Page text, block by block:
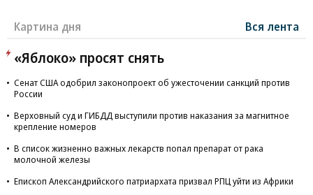
Картина дня Вся лента
«Яблоко» просят снять
Сенат США одобрил законопроект об ужесточении санкций против
России
Верховный суд и ГИБДД выступили против наказания за магнитное
крепление номеров
В список жизненно важных лекарств попал препарат от рака
молочной железы
Епископ Александрийского патриархата призвал РПЦ уйти из Африки